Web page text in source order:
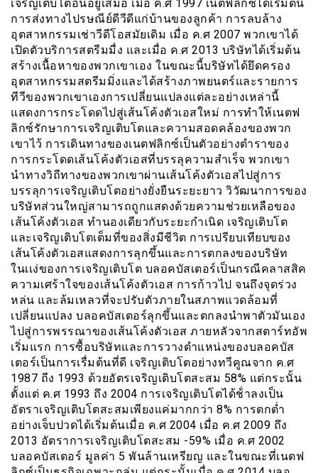
เจริญเติบโตอื่นอยู่เสมอ เมื่อ ค.ศ 1997 เนตฟลิกซ์ได้เริ่มต้น
การส่งทางไปรษณีย์ดีวีดีแก่บ้านของลูกค้า การลบล้าง
อุตสาหกรรมเช่าวีดีโอสมัยเดิม เมื่อ ค.ศ 2007 พวกเขาได้
เปิดตัวบริการสตรีมมื่ง และเมื่อ ค.ศ 2013 บริษัทได้เริ่มต้น
สร้างเนื้อหาของพวกเขาเอง ในขณะนี้บริษัทได้ยึดครอง
อุตสาหกรรมสตรีมมิ่งและได้สร้างภาพยนตร์และรายการ
ทีวีของพวกเขาเองการเปลี่ยนแปลงแต่ละอย่างเหล่านี้
แสดงการกระโดดไปสู่เส้นโค้งตัวเอสใหม่ การทำให้เนตฟ
ลิกซ์รักษาการเจริญเติบโตและความสอดคล้องของพวก
เขาไว้ การเดินทางของเนตฟลิกซ์เป็นตัวอย่างตำราของ
การกระโดดเส้นโค้งตัวเอสที่บรรลุความสำเร็จ พวกเขา
นำทางวิถีทางของพวกเขาผ่านเส้นโค้งตัวเอสไปสู่การ
บรรลุการเจริญเติบโตอย่างยั่งยืนระยะยาว วิวัฒนาการของ
บริษัทส่วนใหญ่สามารถถูกแสดงด้วยความช่วยเหลือของ
เส้นโค้งตัวเอส ทำนองเดียวกับระยะกำเนิด เจริญเติบโต
และเจริญเติบโตเต็มที่ของสิ่งมีชีวิต การเปรียบเทียบของ
เส้นโค้งตัวเอสแสดงการลุกขึ้นและการตกลงของบริษัท
ในเเง่ของการเจริญเติบโต บลอคบัสเตอร์เป็นกรณีคลาสสิค
ความเศร้าใจของเส้นโค้งตัวเอส การก้าวไป จนถึงจุดร่วง
หล่น และล้มเหลวที่จะปรับตัวภายในสภาพแวดล้อมที่
เปลี่ยนแปลง บลอคบัสเตอร์ลุกขึ้นและตกลงนำพาตัวมันเอง
ไปสู่การพรรณาของเส้นโค้งตัวเอส ภายหลัวจากสตาร์ทอัพ
เริ่มแรก การซื้อบริษัทและการวางตำแหน่งของบลอคบัส
เตอร์เป็นการเรื่มต้นที่ดี เจริญเติบโตอย่างทวีคูณจาก ค.ศ
1987 ถีง 1993 ด้วยอัตรเจริญเติบโตสะสม 58% แต่กระนั้น
ตั้งแต่ ค.ศ 1993 ถึง 2004 การเจริญเติบโตได้ช้่าลงเป็น
อัตราเจริญเติบโตสะสมเพียงแค่มากกว่า 8% การตกต่ำ
อย่างเจ็บปวดได้เริ่มต้นเมื่อ ค.ศ 2004 เมื่อ ค.ศ 2009 ถึง
2013 อัตราการเจริญเติบโตสะสม -59% เมื่อ ค.ศ 2002
บลอคบัสเตอร์ มูลค่า 5 พันล้านเหรียญ และในขณะที่เนตฟ